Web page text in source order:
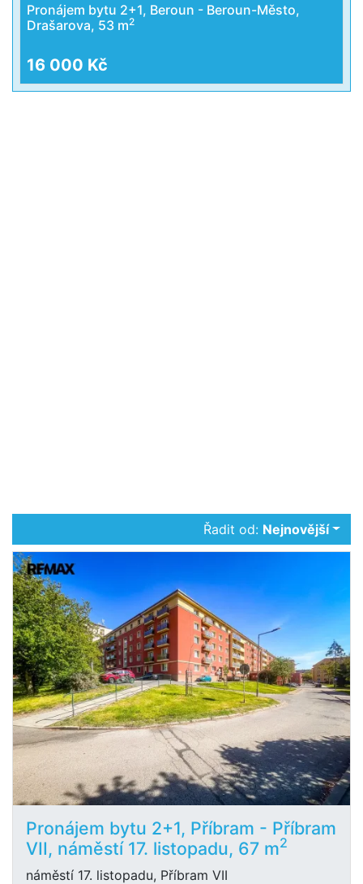
Pronájem bytu 2+1, Beroun - Beroun-Město,
Drašarova, 53 m2
16 000 Kč
Řadit od: Nejnovější
Pronájem bytu 2+1, Příbram - Příbram
VII, náměstí 17. listopadu, 67 m2
náměstí 17. listopadu, Příbram VII